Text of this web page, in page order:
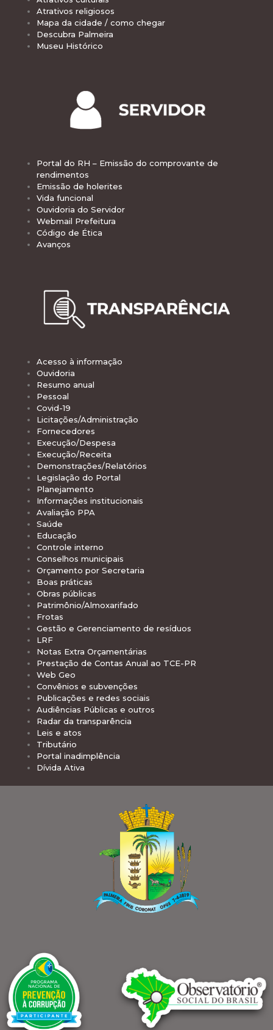
Atrativos religiosos
Mapa da cidade / como chegar
Descubra Palmeira
Museu Histórico
Portal do RH – Emissão do comprovante de
rendimentos
Emissão de holerites
Vida funcional
Ouvidoria do Servidor
Webmail Prefeitura
Código de Ética
Avanços
Acesso à informação
Ouvidoria
Resumo anual
Pessoal
Covid-19
Licitações/Administração
Fornecedores
Execução/Despesa
Execução/Receita
Demonstrações/Relatórios
Legislação do Portal
Planejamento
Informações institucionais
Avaliação PPA
Saúde
Educação
Controle interno
Conselhos municipais
Orçamento por Secretaria
Boas práticas
Obras públicas
Patrimônio/Almoxarifado
Frotas
Gestão e Gerenciamento de resíduos
LRF
Notas Extra Orçamentárias
Prestação de Contas Anual ao TCE-PR
Web Geo
Convênios e subvenções
Publicações e redes sociais
Audiências Públicas e outros
Radar da transparência
Leis e atos
Tributário
Portal inadimplência
Dívida Ativa